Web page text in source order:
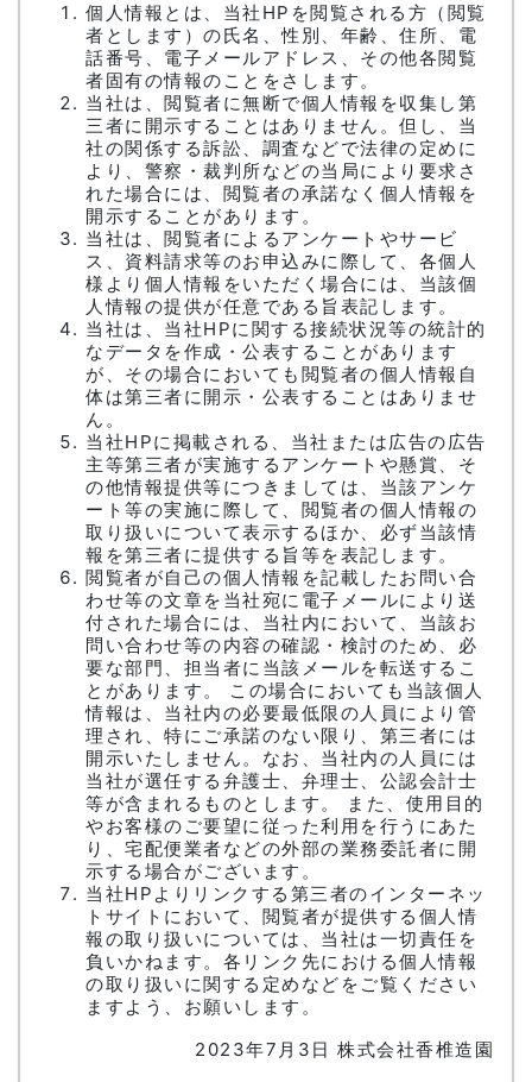
個人情報とは、当社HPを閲覧される方（閲覧
者とします）の氏名、性別、年齢、住所、電
話番号、電子メールアドレス、その他各閲覧
者固有の情報のことをさします。
当社は、閲覧者に無断で個人情報を収集し第
三者に開示することはありません。但し、当
社の関係する訴訟、調査などで法律の定めに
より、警察・裁判所などの当局により要求さ
れた場合には、閲覧者の承諾なく個人情報を
開示することがあります。
当社は、閲覧者によるアンケートやサービ
ス、資料請求等のお申込みに際して、各個人
様より個人情報をいただく場合には、当該個
人情報の提供が任意である旨表記します。
当社は、当社HPに関する接続状況等の統計的
なデータを作成・公表することがあります
が、その場合においても閲覧者の個人情報自
体は第三者に開示・公表することはありませ
ん。
当社HPに掲載される、当社または広告の広告
主等第三者が実施するアンケートや懸賞、そ
の他情報提供等につきましては、当該アンケ
ート等の実施に際して、閲覧者の個人情報の
取り扱いについて表示するほか、必ず当該情
報を第三者に提供する旨等を表記します。
閲覧者が自己の個人情報を記載したお問い合
わせ等の文章を当社宛に電子メールにより送
付された場合には、当社内において、当該お
問い合わせ等の内容の確認・検討のため、必
要な部門、担当者に当該メールを転送するこ
とがあります。 この場合においても当該個人
情報は、当社内の必要最低限の人員により管
理され、特にご承諾のない限り、第三者には
開示いたしません。なお、当社内の人員には
当社が選任する弁護士、弁理士、公認会計士
等が含まれるものとします。 また、使用目的
やお客様のご要望に従った利用を行うにあた
り、宅配便業者などの外部の業務委託者に開
示する場合がございます。
当社HPよりリンクする第三者のインターネッ
トサイトにおいて、閲覧者が提供する個人情
報の取り扱いについては、当社は一切責任を
負いかねます。各リンク先における個人情報
の取り扱いに関する定めなどをご覧ください
ますよう、お願いします。
2023年7月3日 株式会社香椎造園